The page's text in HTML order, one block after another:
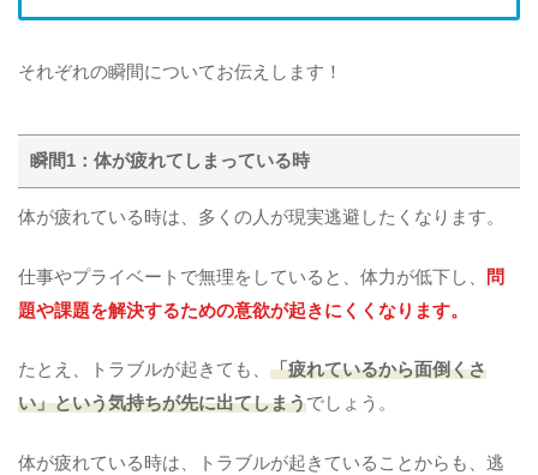
それぞれの瞬間についてお伝えします！
瞬間1：体が疲れてしまっている時
体が疲れている時は、多くの人が現実逃避したくなります。
仕事やプライベートで無理をしていると、体力が低下し、
問
題や課題を解決するための意欲が起きにくくなります。
たとえ、トラブルが起きても、 「疲れているから面倒くさ
い」という気持ちが先に出てしまうでしょう。
体が疲れている時は、トラブルが起きていることからも、逃